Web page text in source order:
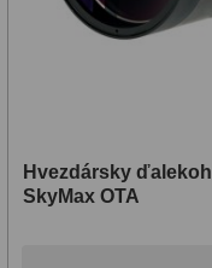
Hvezdársky
SkyMax OTA